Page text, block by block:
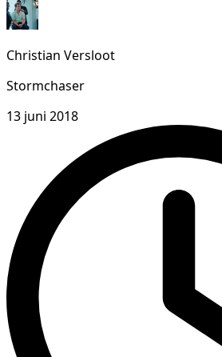
Christian Versloot
Stormchaser
13 juni 2018